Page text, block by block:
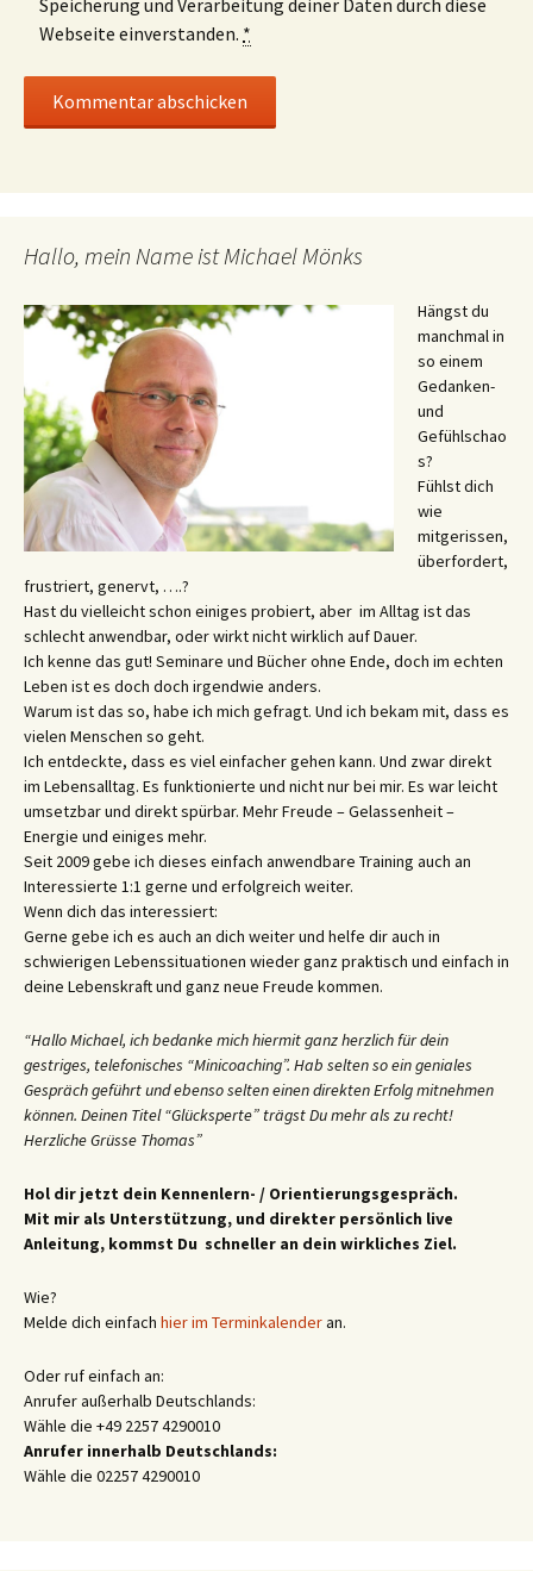
Speicherung und Verarbeitung deiner Daten durch diese
Webseite einverstanden. *
Hallo, mein Name ist Michael Mönks
Hängst du
manchmal in
so einem
Gedanken-
und
Gefühlschao
s?
Fühlst dich
wie
mitgerissen,
überfordert,
frustriert, genervt, ….?
Hast du vielleicht schon einiges probiert, aber im Alltag ist das
schlecht anwendbar, oder wirkt nicht wirklich auf Dauer.
Ich kenne das gut! Seminare und Bücher ohne Ende, doch im echten
Leben ist es doch doch irgendwie anders.
Warum ist das so, habe ich mich gefragt. Und ich bekam mit, dass es
vielen Menschen so geht.
Ich entdeckte, dass es viel einfacher gehen kann. Und zwar direkt
im Lebensalltag. Es funktionierte und nicht nur bei mir. Es war leicht
umsetzbar und direkt spürbar. Mehr Freude – Gelassenheit –
Energie und einiges mehr.
Seit 2009 gebe ich dieses einfach anwendbare Training auch an
Interessierte 1:1 gerne und erfolgreich weiter.
Wenn dich das interessiert:
Gerne gebe ich es auch an dich weiter und helfe dir auch in
schwierigen Lebenssituationen wieder ganz praktisch und einfach in
deine Lebenskraft und ganz neue Freude kommen.
“Hallo Michael, ich bedanke mich hiermit ganz herzlich für dein
gestriges, telefonisches “Minicoaching”. Hab selten so ein geniales
Gespräch geführt und ebenso selten einen direkten Erfolg mitnehmen
können. Deinen Titel “Glücksperte” trägst Du mehr als zu recht!
Herzliche Grüsse Thomas”
Hol dir jetzt dein Kennenlern- / Orientierungsgespräch.
Mit mir als Unterstützung, und direkter persönlich live
Anleitung, kommst Du schneller an dein wirkliches Ziel.
Wie?
Melde dich einfach hier im Terminkalenderan.
Oder ruf einfach an:
Anrufer außerhalb Deutschlands:
Wähle die +49 2257 4290010
Anrufer innerhalb Deutschlands:
Wähle die 02257 4290010